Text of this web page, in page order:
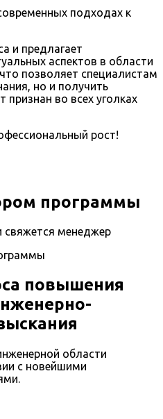
подходах к
и предлагает
аспектов в области
позволяет специалистам
но и получить
признан во всех уголках
рост!
программы
свяжется менеджер
повышения
области
с новейшими